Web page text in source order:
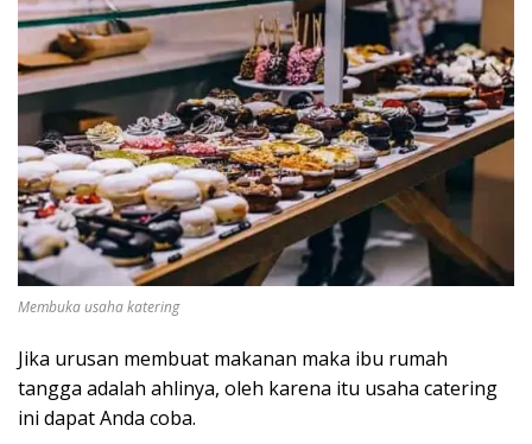
Membuka usaha katering
Jika urusan membuat makanan maka ibu rumah
tangga adalah ahlinya, oleh karena itu usaha catering
ini dapat Anda coba.